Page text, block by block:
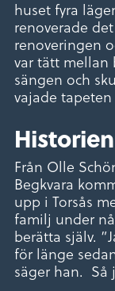
huset fyra
renoverade
renoveringen
var tätt mellan
sängen och
vajade
Från Olle
Begkvara
upp i Torsås
familj under
berätta själv.
för länge
säger han. Så